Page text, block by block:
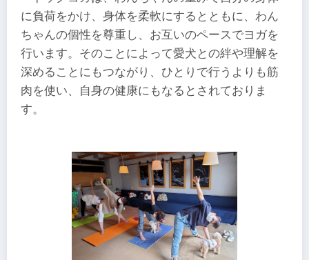
に負荷をかけ、身体を柔軟にするとともに、わん
ちゃんの個性を尊重し、お互いのペースでヨガを
行います。そのことによって愛犬との絆や理解を
深めることにもつながり、ひとりで行うよりも筋
肉を使い、自身の健康にもなるとされておりま
す。